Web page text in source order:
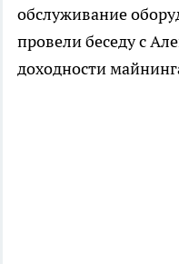
обслуживание
провели беседу с
доходности